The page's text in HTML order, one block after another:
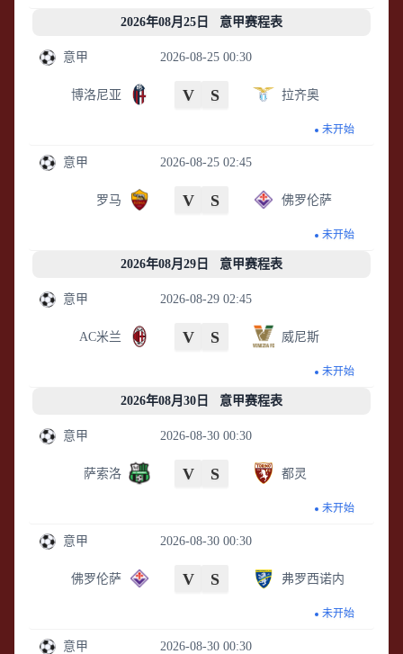
2026年08月25日 意甲赛程表
2026-08-25 00:30
意甲
博洛尼亚 V S 拉齐奥
未开始
2026-08-25 02:45
意甲
罗马 V S 佛罗伦萨
未开始
2026年08月29日 意甲赛程表
2026-08-29 02:45
意甲
AC米兰 V S 威尼斯
未开始
2026年08月30日 意甲赛程表
2026-08-30 00:30
意甲
萨索洛 V S 都灵
未开始
2026-08-30 00:30
意甲
佛罗伦萨 V S 弗罗西诺内
未开始
2026-08-30 00:30
意甲